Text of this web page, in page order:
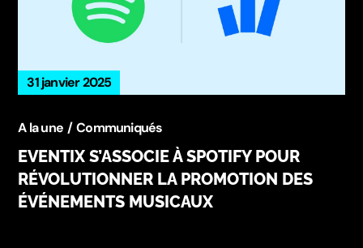
31 janvier 2025
A la une Communiqués
EVENTIX S’ASSOCIE À SPOTIFY POUR
RÉVOLUTIONNER LA PROMOTION DES
ÉVÉNEMENTS MUSICAUX